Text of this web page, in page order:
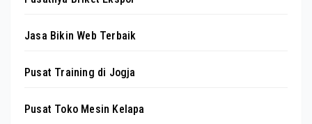
Jasa Bikin Web Terbaik
Pusat Training di Jogja
Pusat Toko Mesin Kelapa